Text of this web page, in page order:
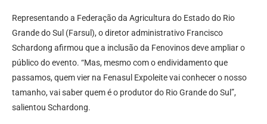
Representando a Federação da Agricultura do Estado do Rio
Grande do Sul (Farsul), o diretor administrativo Francisco
Schardong afirmou que a inclusão da Fenovinos deve ampliar o
público do evento. “Mas, mesmo com o endividamento que
passamos, quem vier na Fenasul Expoleite vai conhecer o nosso
tamanho, vai saber quem é o produtor do Rio Grande do Sul”,
salientou Schardong.